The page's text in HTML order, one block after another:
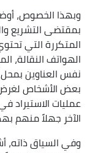
وبهذا الخصوص، أوضح
بمقتضى التشريع
المتكررة التي
الهواتف النقالة،
نفس العناوين بمحل
بعض الأشخاص لغرض
عمليات الاستيراد
الآخر جهلاً منهم
وفي السياق ذاته،